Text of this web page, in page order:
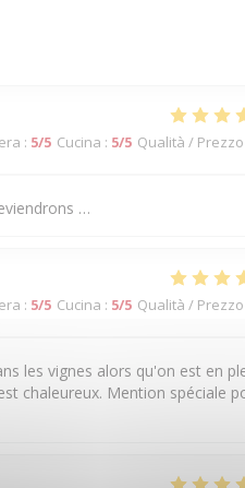
: 5/5 Cucina : 5/5 Qualità / Prezzo
…
: 5/5 Cucina : 5/5 Qualità / Prezzo
les vignes alors qu'on est en
chaleureux. Mention spéciale